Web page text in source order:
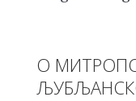
О